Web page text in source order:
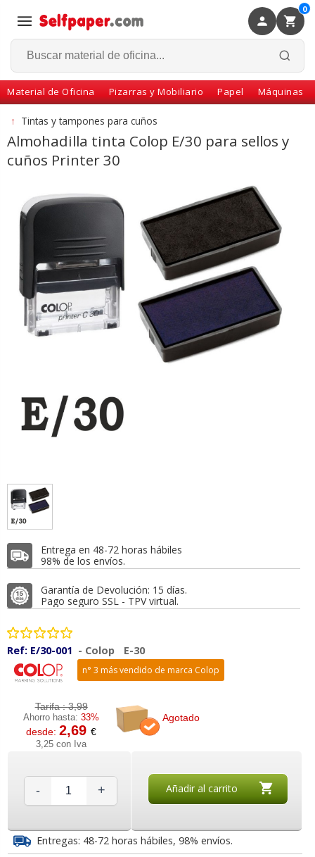
0
Material de Oficina Pizarras y Mobiliario Papel Máquinas
Volver
↑ Tintas y tampones para cuños
Almohadilla tinta Colop E/30 para sellos y
cuños Printer 30
Entrega en 48-72 horas hábiles
98% de los envíos.
Garantía de Devolución: 15 días.
Pago seguro SSL - TPV virtual.
Ref: E/30-001 - Colop E-30
n° 3 más vendido de marca Colop
Tarifa :3,99
Ahorro hasta:33%
desde:2,69€
3,25 con Iva
Agotado
- + Añadir al carrito
Entregas: 48-72 horas hábiles, 98% envíos.